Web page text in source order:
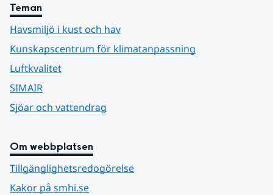
Teman
Havsmiljö i kust och hav
Kunskapscentrum för klimatanpassning
Luftkvalitet
SIMAIR
Sjöar och vattendrag
Om webbplatsen
Tillgänglighetsredogörelse
Kakor på smhi.se